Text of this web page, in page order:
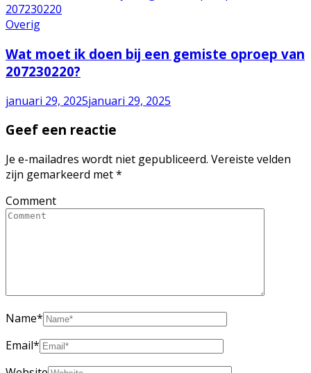
Overig
Wat moet ik doen bij een gemiste oproep van
207230220?
januari 29, 2025januari 29, 2025
Geef een reactie
Je e-mailadres wordt niet gepubliceerd. Vereiste velden
zijn gemarkeerd met*
Comment
Name*
Email*